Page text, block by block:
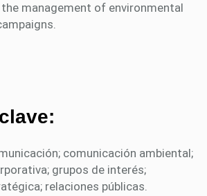
management of environmental
comunicación ambiental;
grupos de interés;
relaciones públicas.